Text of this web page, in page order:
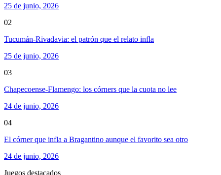
25 de junio, 2026
02
Tucumán-Rivadavia: el patrón que el relato infla
25 de junio, 2026
03
Chapecoense-Flamengo: los córners que la cuota no lee
24 de junio, 2026
04
El córner que infla a Bragantino aunque el favorito sea otro
24 de junio, 2026
Juegos destacados